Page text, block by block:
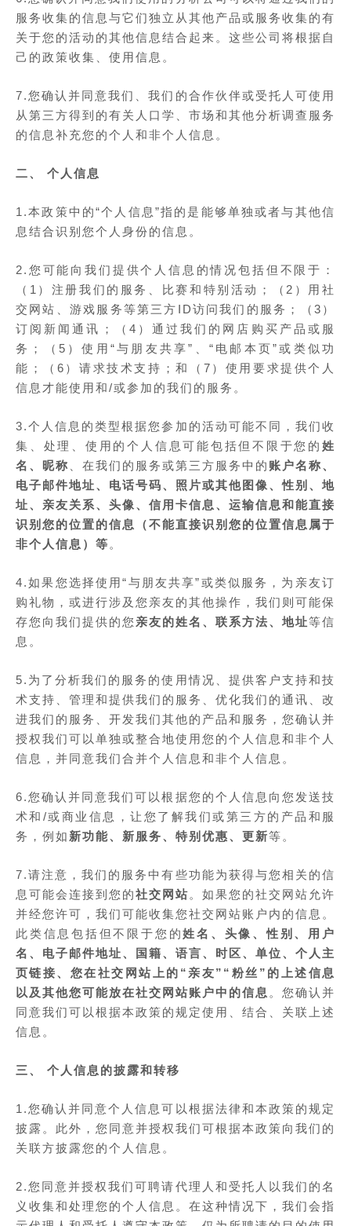
服务收集的信息与它们独立从其他产品或服务收集的有
关于您的活动的其他信息结合起来。这些公司将根据自
己的政策收集、使用信息。
7.您确认并同意我们、我们的合作伙伴或受托人可使用
从第三方得到的有关人口学、市场和其他分析调查服务
的信息补充您的个人和非个人信息。
二、 个人信息
1.本政策中的“个人信息”指的是能够单独或者与其他信
息结合识别您个人身份的信息。
2.您可能向我们提供个人信息的情况包括但不限于：
（1）注册我们的服务、比赛和特别活动；（2）用社
交网站、游戏服务等第三方ID访问我们的服务；（3）
订阅新闻通讯；（4）通过我们的网店购买产品或服
务；（5）使用“与朋友共享”、“电邮本页”或类似功
能；（6）请求技术支持；和（7）使用要求提供个人
信息才能使用和/或参加的我们的服务。
3.个人信息的类型根据您参加的活动可能不同，我们收
集、处理、使用的个人信息可能包括但不限于您的 姓
名、昵称
、在我们的服务或第三方服务中的 账户名称、
电子邮件地址、电话号码、照片或其他图像、性别、地
址、亲友关系、头像、信用卡信息、运输信息和能直接
识别您的位置的信息（不能直接识别您的位置信息属于
非个人信息）等 。
4.如果您选择使用“与朋友共享”或类似服务，为亲友订
购礼物，或进行涉及您亲友的其他操作，我们则可能保
存您向我们提供的您 亲友的姓名、联系方法、地址等信
息。
5.为了分析我们的服务的使用情况、提供客户支持和技
术支持、管理和提供我们的服务、优化我们的通讯、改
进我们的服务、开发我们其他的产品和服务，您确认并
授权我们可以单独或整合地使用您的个人信息和非个人
信息，并同意我们合并个人信息和非个人信息。
6.您确认并同意我们可以根据您的个人信息向您发送技
术和/或商业信息，让您了解我们或第三方的产品和服
务，例如 新功能、新服务、特别优惠、更新等。
7.请注意，我们的服务中有些功能为获得与您相关的信
息可能会连接到您的社交网站。如果您的社交网站允许
并经您许可，我们可能收集您社交网站账户内的信息。
此类信息包括但不限于您的姓名、头像、性别、用户
名、电子邮件地址、国籍、语言、时区、单位、个人主
页链接、您在社交网站上的“亲友”“粉丝”的上述信息
以及其他您可能放在社交网站账户中的信息 。您确认并
同意我们可以根据本政策的规定使用、结合、关联上述
信息。
三、 个人信息的披露和转移
1.您确认并同意个人信息可以根据法律和本政策的规定
披露。此外，您同意并授权我们可根据本政策向我们的
关联方披露您的个人信息。
2.您同意并授权我们可聘请代理人和受托人以我们的名
义收集和处理您的个人信息。在这种情况下，我们会指